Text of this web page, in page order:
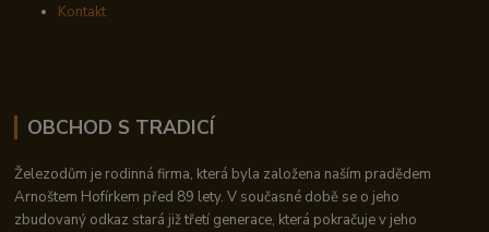
Kontakt
OBCHOD S TRADICÍ
Železodům je rodinná firma, která byla založena naším pradědem
Arnoštem Hofírkem před 89 lety. V současné době se o jeho
zbudovaný odkaz stará již třetí generace, která pokračuje v jeho